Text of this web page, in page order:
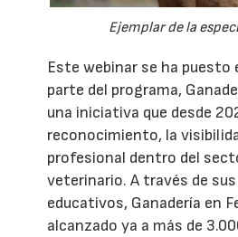
Ejemplar de la
Este webinar se ha puesto
parte del programa,
una iniciativa que desde
reconocimiento, la
profesional dentro del
veterinario. A través de
educativos, Ganadería en
alcanzado ya a más de